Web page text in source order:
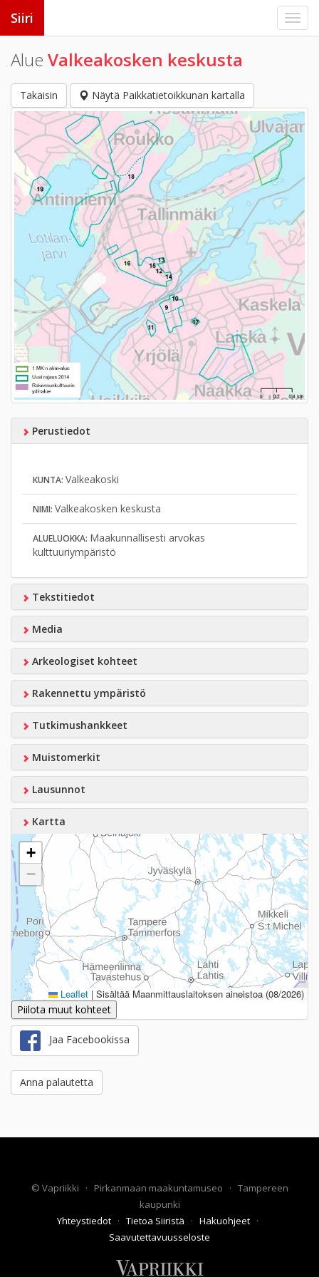
Siiri
Alue Valkeakosken keskusta
Takaisin Näytä Paikkatietoikkunan kartalla
Perustiedot
KUNTA: Valkeakoski
NIMI: Valkeakosken keskusta
ALUELUOKKA: Maakunnallisesti arvokas
kulttuuriympäristö
Tekstitiedot
Media
Arkeologiset kohteet
Rakennettu ympäristö
Tutkimushankkeet
Muistomerkit
Lausunnot
Kartta
+
−
Leaflet | Sisältää Maanmittauslaitoksen aineistoa (08/2026)
Piilota muut kohteet
Jaa Facebookissa
Anna palautetta
© Vapriikki · Pirkanmaan maakuntamuseo · Tampereen
kaupunki
Yhteystiedot · Tietoa Siiristä · Hakuohjeet ·
Saavutettavuusseloste